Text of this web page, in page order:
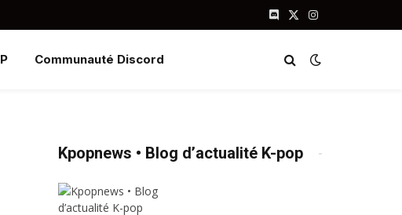
Discord
X
Instagram
Communauté Discord
Kpopnews • Blog d’actualité K-pop